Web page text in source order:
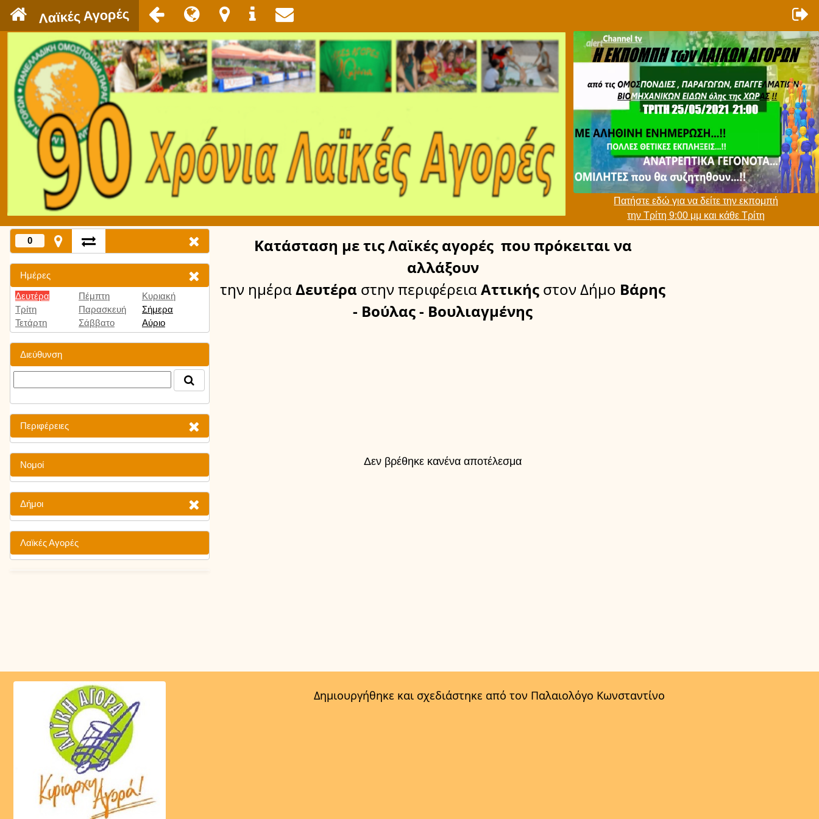
Λαϊκές Αγορές
Πατήστε εδώ για να δείτε την εκπομπή
την Τρίτη 9:00 μμ και κάθε Τρίτη
0
Ημέρες
Δευτέρα
Τρίτη
Τετάρτη
Πέμπτη
Παρασκευή
Σάββατο
Κυριακή
Σήμερα
Αύριο
Διεύθυνση
Περιφέρειες
Νομοί
Δήμοι
Λαϊκές Αγορές
Κατάσταση με τις Λαϊκές αγορές που πρόκειται να
αλλάξουν
την ημέραΔευτέρα στην περιφέρειαΑττικής στον Δήμο Βάρης
- Βούλας - Βουλιαγμένης
Δεν βρέθηκε κανένα αποτέλεσμα
Δημιουργήθηκε και σχεδιάστηκε από τον Παλαιολόγο Κωνσταντίνο